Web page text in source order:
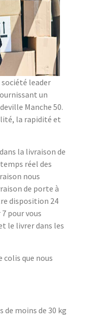
société leader
un
Manche 50.
la rapidité et
la livraison de
réel des
nous
de porte à
disposition 24
pour vous
le livrer dans les
colis que nous
de moins de 30 kg